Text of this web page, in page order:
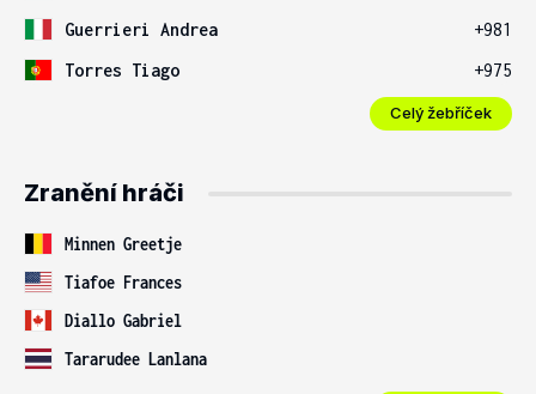
Guerrieri Andrea
+981
Torres Tiago
+975
Celý žebříček
Zranění hráči
Minnen Greetje
Tiafoe Frances
Diallo Gabriel
Tararudee Lanlana